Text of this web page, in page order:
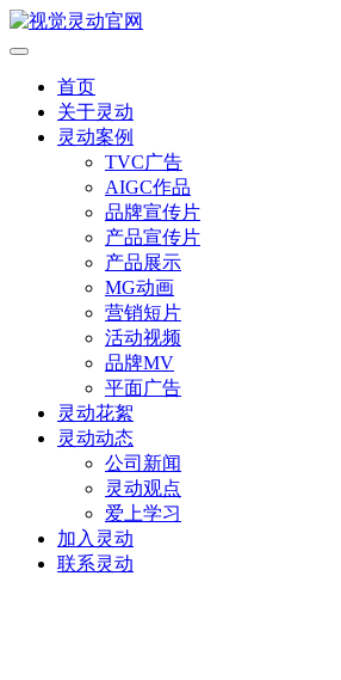
首页
关于灵动
灵动案例
TVC广告
AIGC作品
品牌宣传片
产品宣传片
产品展示
MG动画
营销短片
活动视频
品牌MV
平面广告
灵动花絮
灵动动态
公司新闻
灵动观点
爱上学习
加入灵动
联系灵动